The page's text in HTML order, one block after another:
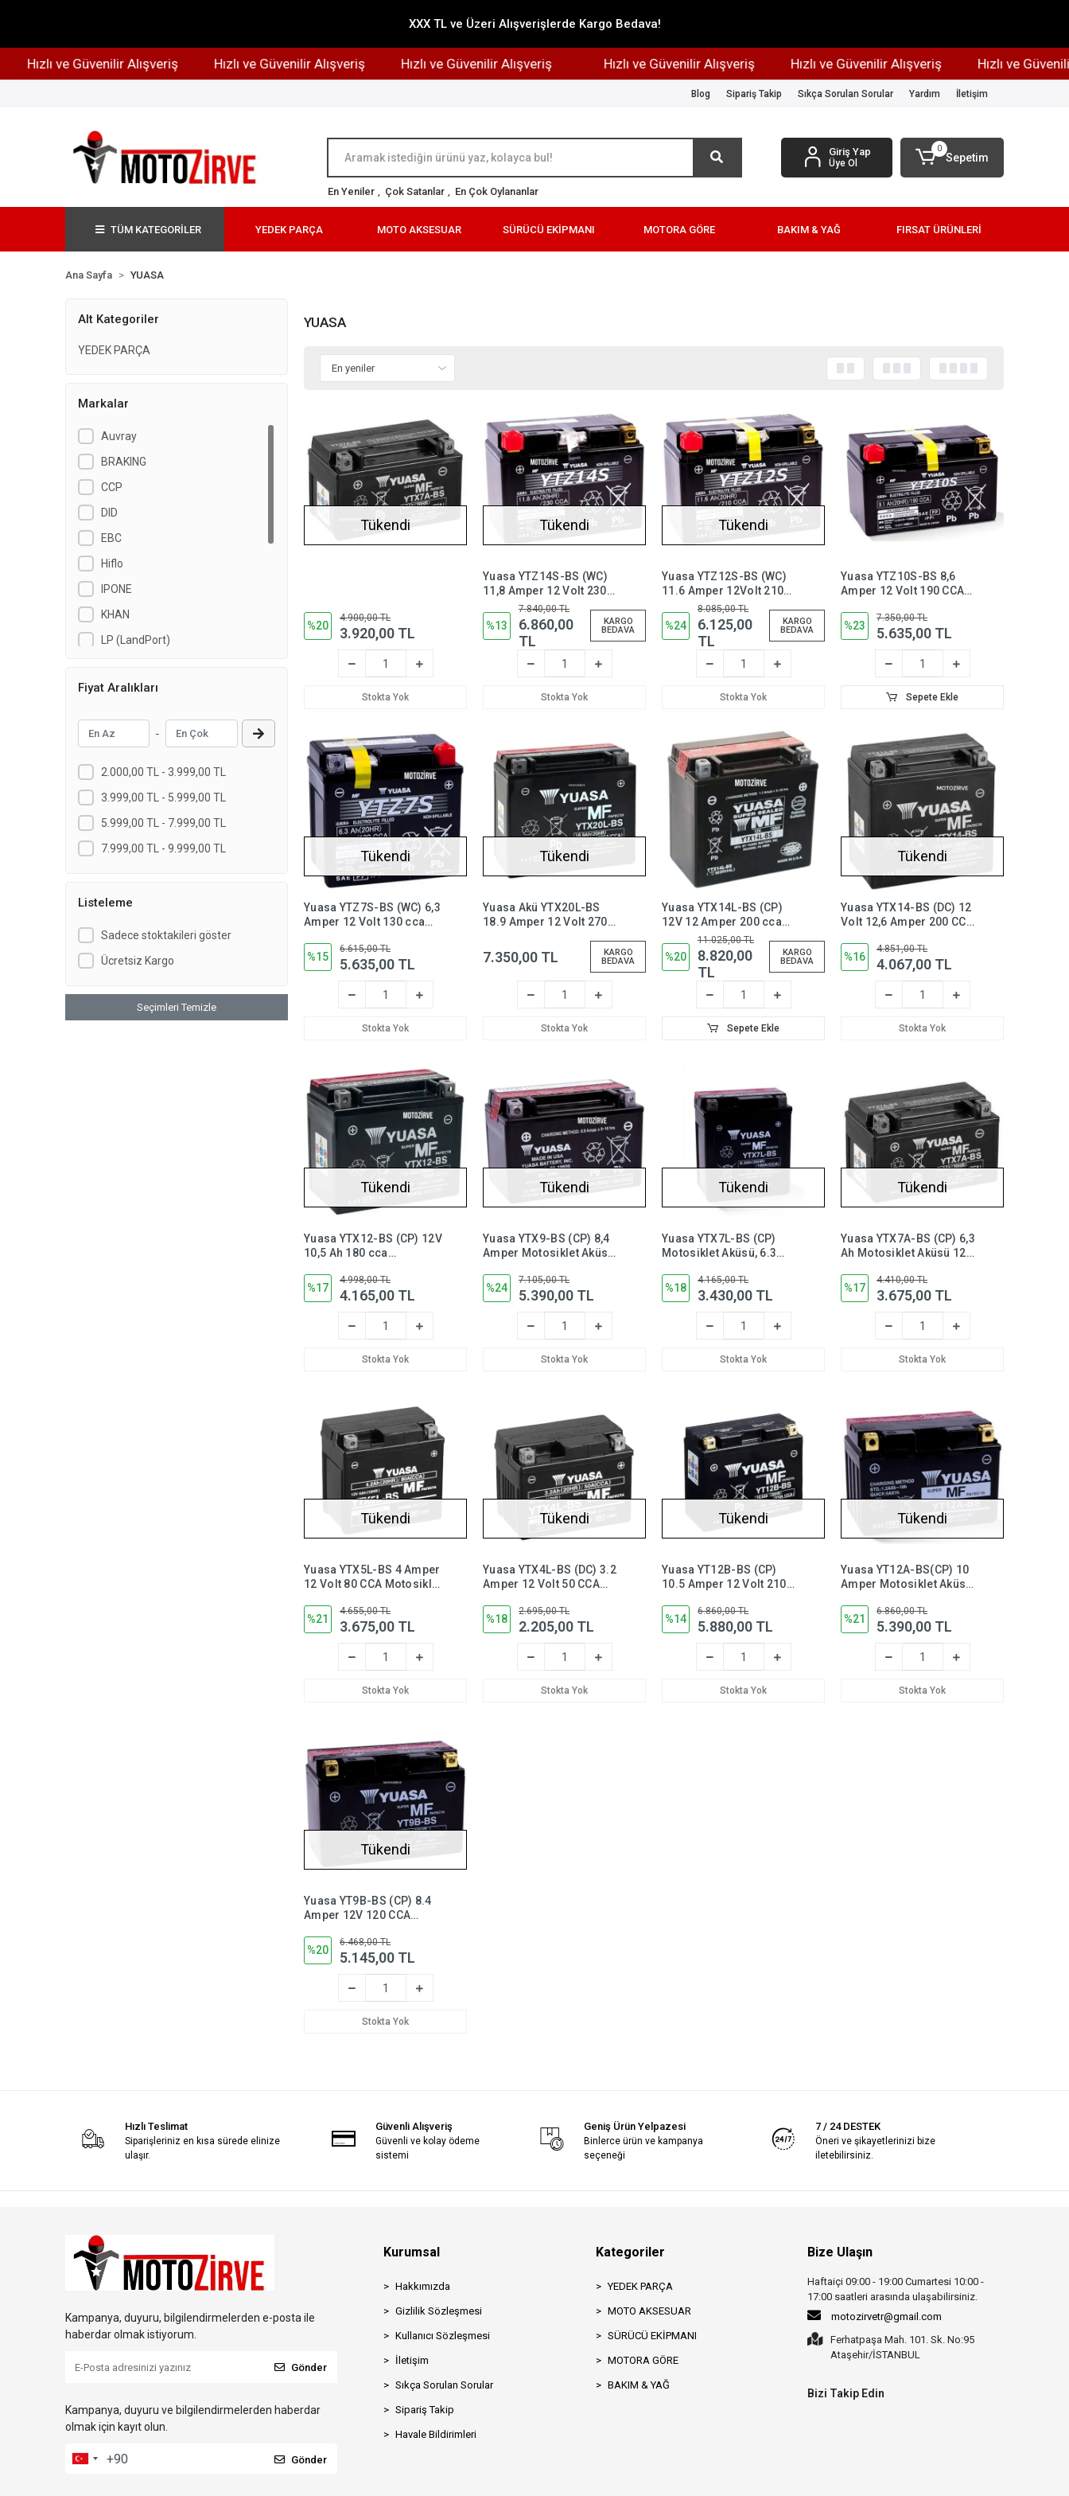
XXX TL ve Üzeri Alışverişlerde Kargo Bedava!
Hızlı ve Güvenilir Alışveriş Hızlı ve Güvenilir Alışveriş Hızlı ve Güvenilir Alışveriş Hızlı ve Güvenilir Alışveriş Hızlı ve Güvenilir Alışveriş Hızlı ve Güvenilir
Blog Sipariş Takip Sıkça Sorulan Sorular Yardım İletişim
En Yeniler , Çok Satanlar , En Çok Oylananlar
Giriş Yap
Üye Ol
0
Sepetim
TÜM KATEGORİLER YEDEK PARÇA MOTO AKSESUAR SÜRÜCÜ EKİPMANI MOTORA GÖRE BAKIM & YAĞ FIRSAT ÜRÜNLERİ
Ana Sayfa YUASA
Alt Kategoriler
YEDEK PARÇA
Markalar
Auvray
BRAKING
CCP
DID
EBC
Hiflo
IPONE
KHAN
LP (LandPort)
NGK
Shad
Turuncu
VALVOLİNE
YUASA
Fiyat Aralıkları
-
2.000,00 TL - 3.999,00 TL
3.999,00 TL - 5.999,00 TL
5.999,00 TL - 7.999,00 TL
7.999,00 TL - 9.999,00 TL
Listeleme
Sadece stoktakileri göster
Ücretsiz Kargo
Seçimleri Temizle
YUASA
Tükendi
%20
4.900,00 TL
3.920,00 TL
Stokta Yok
Tükendi
Yuasa YTZ14S-BS (WC)
11,8 Amper 12 Volt 230
CCA Motosiklet Aküsü
Bakım
Gerektirmez,YTZ14SBS
%13
7.840,00 TL
6.860,00
TL
KARGO
BEDAVA
Stokta Yok
Tükendi
Yuasa YTZ12S-BS (WC)
11.6 Amper 12Volt 210
CCA Motosiklet Aküsü
Bakım Gerektirmez,
YTZ12SBS
%24
8.085,00 TL
6.125,00
TL
KARGO
BEDAVA
Stokta Yok
Yuasa YTZ10S-BS 8,6
Amper 12 Volt 190 CCA
Gerektirmez,ytz10sbs
%23
7.350,00 TL
5.635,00 TL
Sepete Ekle
Tükendi
Yuasa YTZ7S-BS (WC) 6,3
Amper 12 Volt 130 cca
Gerektirmez,YTZ7SBS
%15
6.615,00 TL
5.635,00 TL
Stokta Yok
Tükendi
Yuasa Akü YTX20L-BS
18.9 Amper 12 Volt 270
Aküsü (Bakım
Gerektirmez),ytx20lbs
7.350,00 TL
KARGO
BEDAVA
Stokta Yok
Yuasa YTX14L-BS (CP)
12V 12 Amper 200 cca
Bakım Gerektirmeyen
Motosiklet Aküsü,
ytx14Lbs
%20
11.025,00 TL
8.820,00
TL
KARGO
BEDAVA
Sepete Ekle
Tükendi
Yuasa YTX14-BS (DC) 12
Volt 12,6 Amper 200 CCA
Motosiklet Aküsü,ytx14bs
%16
4.851,00 TL
4.067,00 TL
Stokta Yok
Tükendi
Yuasa YTX12-BS (CP) 12V
10,5 Ah 180 cca
Gerektirmez),ytx12bs
%17
4.998,00 TL
4.165,00 TL
Stokta Yok
Tükendi
Yuasa YTX9-BS (CP) 8,4
Amper Motosiklet Aküsü
Gerektirmez, YTX9BS
%24
7.105,00 TL
5.390,00 TL
Stokta Yok
Tükendi
Yuasa YTX7L-BS (CP)
Motosiklet Aküsü, 6.3
Bakım
Gerektirmez,ytx7lbs
%18
4.165,00 TL
3.430,00 TL
Stokta Yok
Tükendi
Yuasa YTX7A-BS (CP) 6,3
Ah Motosiklet Aküsü 12
ytx7abs
%17
4.410,00 TL
3.675,00 TL
Stokta Yok
Tükendi
Yuasa YTX5L-BS 4 Amper
12 Volt 80 CCA Motosiklet
Gerektirmez, YTX5LBS
%21
4.655,00 TL
3.675,00 TL
Stokta Yok
Tükendi
Yuasa YTX4L-BS (DC) 3.2
Amper 12 Volt 50 CCA
Motosiklet Aküsü, ytx4lbs
%18
2.695,00 TL
2.205,00 TL
Stokta Yok
Tükendi
Yuasa YT12B-BS (CP)
10.5 Amper 12 Volt 210
(Bakım
Gerektirmez),yt12bbs
%14
6.860,00 TL
5.880,00 TL
Stokta Yok
Tükendi
Yuasa YT12A-BS(CP) 10
Amper Motosiklet Aküsü,
Gerektirmez, yt12a bs
%21
6.860,00 TL
5.390,00 TL
Stokta Yok
Tükendi
Yuasa YT9B-BS (CP) 8.4
Amper 12V 120 CCA
Gerektirmez),yt9bbs
%20
6.468,00 TL
5.145,00 TL
Stokta Yok
Hızlı Teslimat
Siparişleriniz en kısa sürede elinize
ulaşır.
Güvenli Alışveriş
Güvenli ve kolay ödeme
sistemi
Geniş Ürün Yelpazesi
Binlerce ürün ve kampanya
seçeneği
7 / 24 DESTEK
Öneri ve şikayetlerinizi bize
iletebilirsiniz.
Kampanya, duyuru, bilgilendirmelerden e-posta ile
haberdar olmak istiyorum.
Gönder
Kampanya, duyuru ve bilgilendirmelerden haberdar
olmak için kayıt olun.
Gönder
Kurumsal
Hakkımızda
Gizlilik Sözleşmesi
Kullanıcı Sözleşmesi
İletişim
Sıkça Sorulan Sorular
Sipariş Takip
Havale Bildirimleri
Kategoriler
YEDEK PARÇA
MOTO AKSESUAR
SÜRÜCÜ EKİPMANI
MOTORA GÖRE
BAKIM & YAĞ
Bize Ulaşın
Haftaiçi 09:00 - 19:00 Cumartesi 10:00 -
17:00 saatleri arasında ulaşabilirsiniz.
motozirvetr@gmail.com
Ferhatpaşa Mah. 101. Sk. No:95
Ataşehir/İSTANBUL
Bizi Takip Edin